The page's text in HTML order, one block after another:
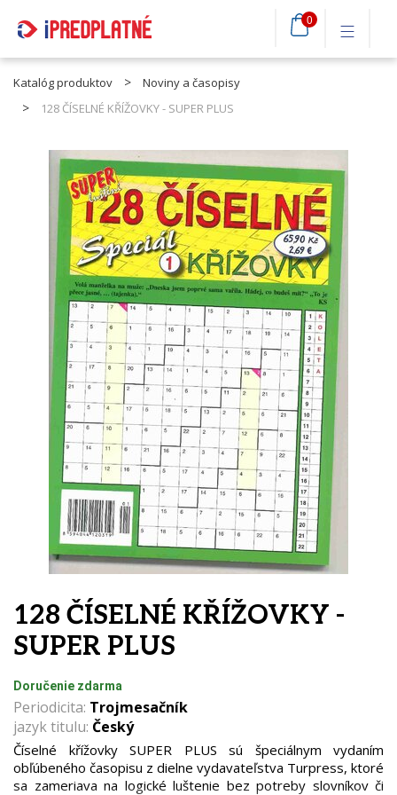
0
Katalóg produktov
Noviny a časopisy
128 ČÍSELNÉ KŘÍŽOVKY - SUPER PLUS
128 ČÍSELNÉ KŘÍŽOVKY -
SUPER PLUS
Doručenie zdarma
Periodicita: Trojmesačník
jazyk titulu: Český
Číselné křížovky SUPER PLUS sú špeciálnym vydaním
obľúbeného časopisu z dielne vydavateľstva Turpress, ktoré
sa zameriava na logické luštenie bez potreby slovníkov či